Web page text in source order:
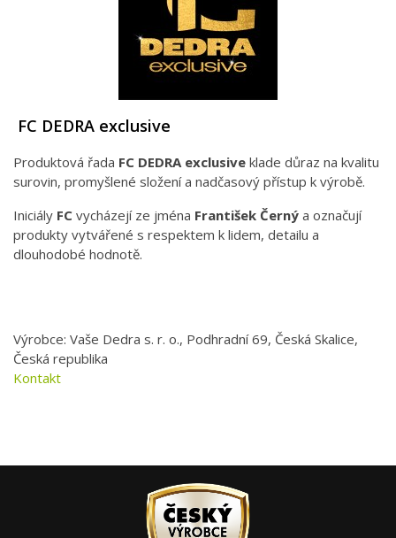
FC DEDRA exclusive
Produktová řada FC DEDRA exclusive klade důraz na kvalitu
surovin, promyšlené složení a nadčasový přístup k výrobě.
Iniciály FC vycházejí ze jména František Černý a označují
produkty vytvářené s respektem k lidem, detailu a
dlouhodobé hodnotě.
Výrobce: Vaše Dedra s. r. o., Podhradní 69, Česká Skalice,
Česká republika
Kontakt